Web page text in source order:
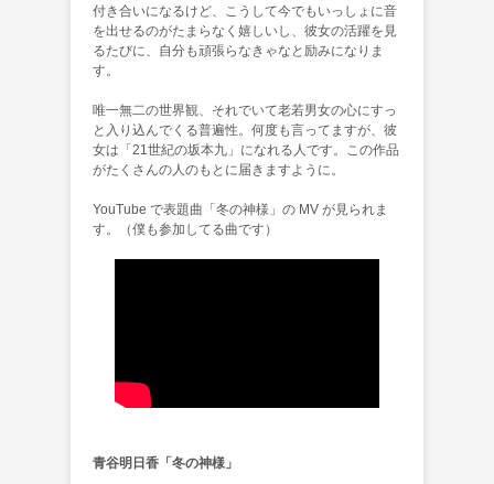
付き合いになるけど、こうして今でもいっしょに音
を出せるのがたまらなく嬉しいし、彼女の活躍を見
るたびに、自分も頑張らなきゃなと励みになりま
す。
唯一無二の世界観、それでいて老若男女の心にすっ
と入り込んでくる普遍性。何度も言ってますが、彼
女は「21世紀の坂本九」になれる人です。この作品
がたくさんの人のもとに届きますように。
YouTube で表題曲「冬の神様」の MV が見られま
す。（僕も参加してる曲です）
青谷明日香「冬の神様」